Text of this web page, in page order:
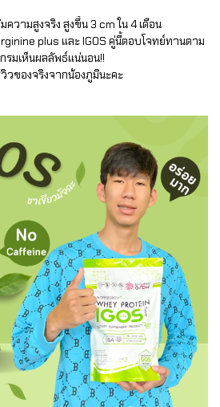
ความสูงจริง สูงขึ้น 3 cm ใน 4 เดือน
plus และ IGOS คู่นี้ตอบโจทย์ทานตาม
รมเห็นผลลัพธ์แน่นอน!!
ของจริงจากน้องภูมินะคะ